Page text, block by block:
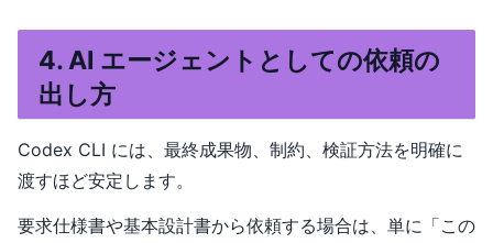
4. AI エージェントとしての依頼の
出し方
Codex CLI には、最終成果物、制約、検証方法を明確に
渡すほど安定します。
要求仕様書や基本設計書から依頼する場合は、単に「この